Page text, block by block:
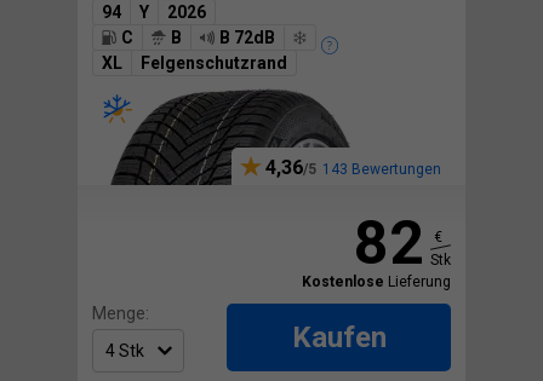
94
Y
2026
C
B
B 72dB
XL
Felgenschutzrand
4,36 143 Bewertungen
82
€
Stk
Kostenlose Lieferung
Menge:
Kaufen